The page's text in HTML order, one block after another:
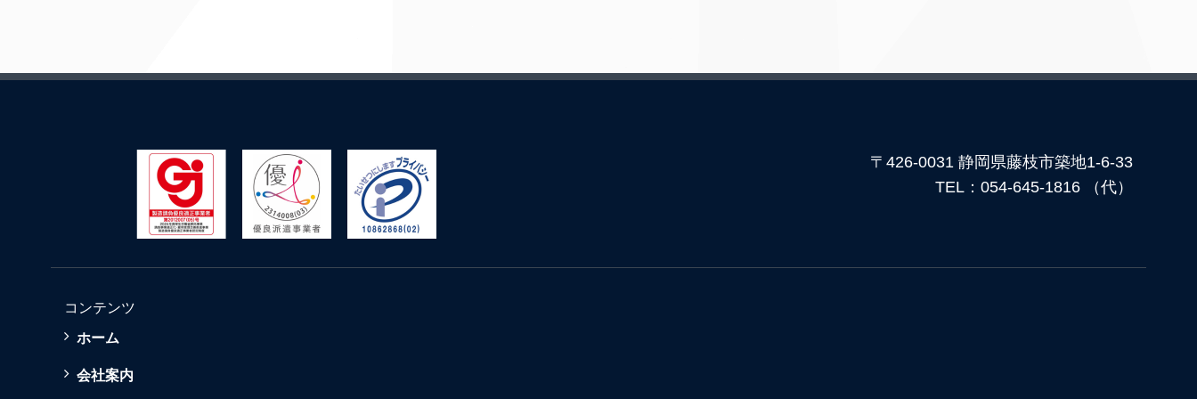
〒426-0031 静岡県藤枝市築地1-6-33
TEL：054-645-1816 （代）
コンテンツ
ホーム
会社案内